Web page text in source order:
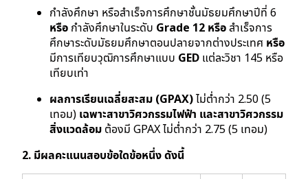
กำลังศึกษา หรือสำเร็จการศึกษาชั้นมัธยมศึกษาปีที่ 6
หรือ กำลังศึกษาในระดับ Grade 12 หรือสำเร็จการ
ศึกษาระดับมัธยมศึกษาตอนปลายจากต่างประเทศ หรือ
มีการเทียบวุฒิการศึกษาแบบ GED แต่ละวิชา 145 หรือ
เทียบเท่า
ผลการเรียนเฉลี่ยสะสม (GPAX)ไม่ต่ำกว่า 2.50 (5
เทอม) เฉพาะสาขาวิศวกรรมไฟฟ้า และสาขาวิศวกรรม
สิ่งแวดล้อม ต้องมี GPAX ไม่ต่ำกว่า 2.75 (5 เทอม)
2. มีผลคะแนนสอบข้อใดข้อหนึ่ง ดังนี้